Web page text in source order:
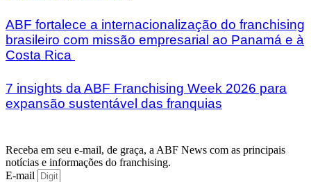
ABF fortalece a internacionalização do franchising
brasileiro com missão empresarial ao Panamá e à
Costa Rica
7 insights da ABF Franchising Week 2026 para
expansão sustentável das franquias
Receba em seu e-mail, de graça, a ABF News com as principais
notícias e informações do franchising.
E-mail